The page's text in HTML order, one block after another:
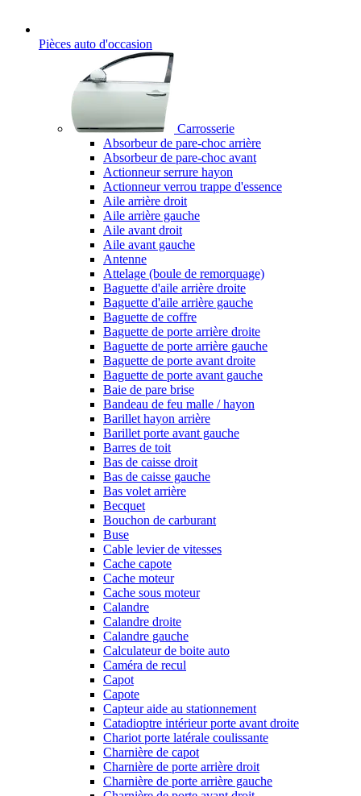
Pièces auto d'occasion
Carrosserie
Absorbeur de pare-choc arrière
Absorbeur de pare-choc avant
Actionneur serrure hayon
Actionneur verrou trappe d'essence
Aile arrière droit
Aile arrière gauche
Aile avant droit
Aile avant gauche
Antenne
Attelage (boule de remorquage)
Baguette d'aile arrière droite
Baguette d'aile arrière gauche
Baguette de coffre
Baguette de porte arrière droite
Baguette de porte arrière gauche
Baguette de porte avant droite
Baguette de porte avant gauche
Baie de pare brise
Bandeau de feu malle / hayon
Barillet hayon arrière
Barillet porte avant gauche
Barres de toit
Bas de caisse droit
Bas de caisse gauche
Bas volet arrière
Becquet
Bouchon de carburant
Buse
Cable levier de vitesses
Cache capote
Cache moteur
Cache sous moteur
Calandre
Calandre droite
Calandre gauche
Calculateur de boite auto
Caméra de recul
Capot
Capote
Capteur aide au stationnement
Catadioptre intérieur porte avant droite
Chariot porte latérale coulissante
Charnière de capot
Charnière de porte arrière droit
Charnière de porte arrière gauche